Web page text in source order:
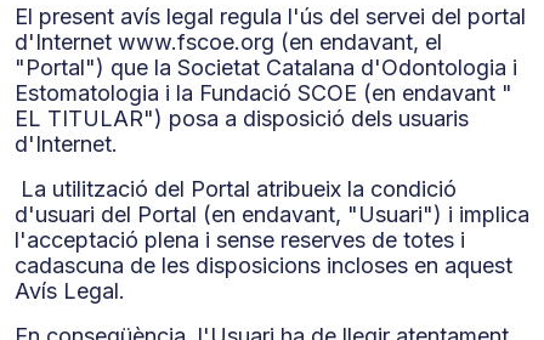
El present avís legal regula l'ús del servei del portal
d'Internet www.fscoe.org (en endavant, el
"Portal") que la Societat Catalana d'Odontologia i
Estomatologia i la Fundació SCOE (en endavant "
EL TITULAR") posa a disposició dels usuaris
d'Internet.
La utilització del Portal atribueix la condició
d'usuari del Portal (en endavant, "Usuari") i implica
l'acceptació plena i sense reserves de totes i
cadascuna de les disposicions incloses en aquest
Avís Legal.